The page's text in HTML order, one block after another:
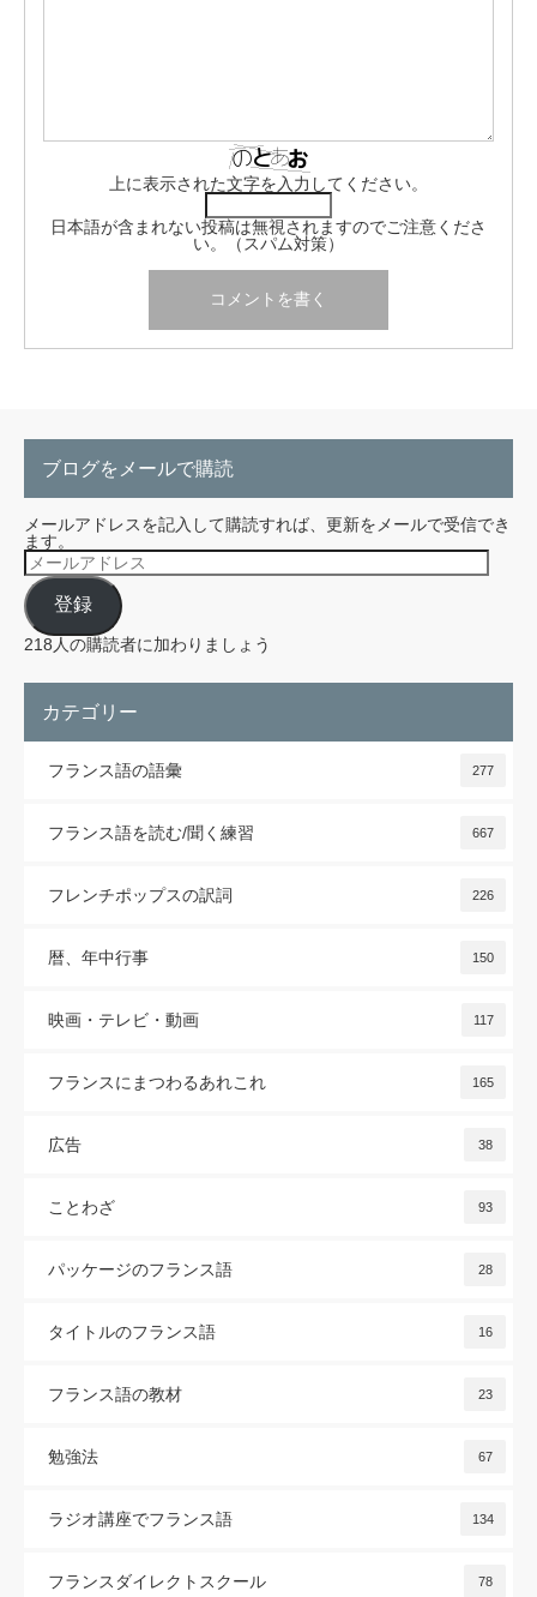
上に表示された文字を入力してください。
日本語が含まれない投稿は無視されますのでご注意くださ
い。（スパム対策）
ブログをメールで購読
メールアドレスを記入して購読すれば、更新をメールで受信でき
ます。
メ
ー
ル
ア
ド
レ
ス
登録
218人の購読者に加わりましょう
カテゴリー
フランス語の語彙 277
フランス語を読む/聞く練習 667
フレンチポップスの訳詞 226
暦、年中行事 150
映画・テレビ・動画 117
フランスにまつわるあれこれ 165
広告 38
ことわざ 93
パッケージのフランス語 28
タイトルのフランス語 16
フランス語の教材 23
勉強法 67
ラジオ講座でフランス語 134
フランスダイレクトスクール 78